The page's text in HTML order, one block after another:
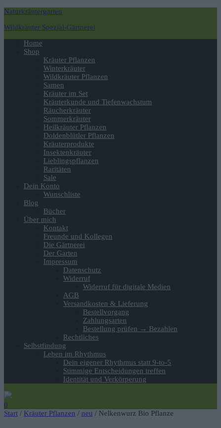
Naturkräutergarten
Wildkräuter Spezial-Gärtnerei
Navigation
umschalten
Home
Shop
Kräuter Pflanzen
Winterkräuter
Wildkräuter Pflanzen
Samen
Kräuter im Set
Kräuterkunde und Tiefenwachstum
Räucherkräuter
Sommerkräuter
Heilkräuter Pflanzen
Doldenblütler Pflanzen
Kräuterprodukte
Insektenkräuter
Lieblingspflanzen
Raritäten
Sale
Dein Konto
Wunschliste
Blog
Bücher
Über mich
Kontakt
Freunde und Kollegen
Die Gärtnerei
Der Garten
Impressum
Datenschutz
Widerruf
Widerruf für digitale Medien
AGB
Versandkosten & Lieferung
Bestellvorgang
Zahlungsarten
Bestellung prüfen → Bezahlen
Rechtliches
Selbstfindung
Leben im Rhythmus
Dein eigener Rhythmus statt 9-to-5
Stimmige Entscheidungen treffen
Identität und Verkörperung
0
Start / Kräuter Pflanzen / neu / Nelkenwurz Bio Pflanze